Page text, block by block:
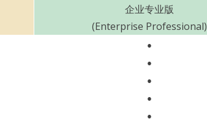
企业专业版
(Enterprise Professional)
●
●
●
●
●